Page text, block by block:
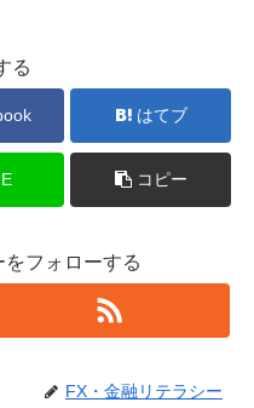
る
はてブ
コピー
フォローする
FX・金融リテラシー